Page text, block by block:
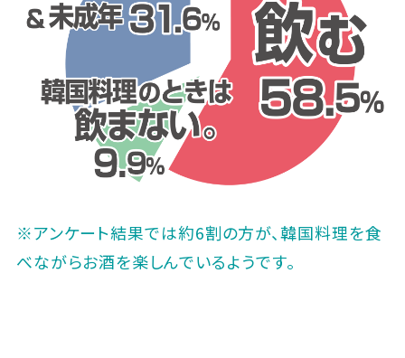
※アンケート結果では約6割の方が、韓国料理を食
べながらお酒を楽しんでいるようです。